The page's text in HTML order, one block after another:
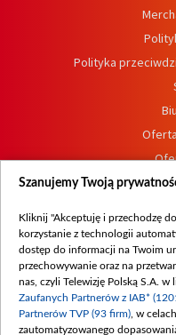
Polityka
Procedura
Szanujemy Twoją
Kliknij "Akceptuję i przechodzę
korzystanie z technologii
dostęp do informacji na Twoim
przechowywanie oraz na
nas, czyli Telewizję Polską S.A. w
Zaufanych Partnerów z IAB*
Partnerów TVP (93 firm) , w
zautomatyzowanego